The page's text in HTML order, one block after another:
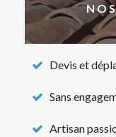
Devis et
Sans
Artisan